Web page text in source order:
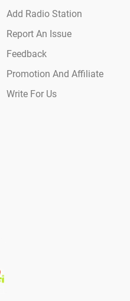
Add Radio Station
Report An Issue
Feedback
Promotion And Affiliate
Write For Us